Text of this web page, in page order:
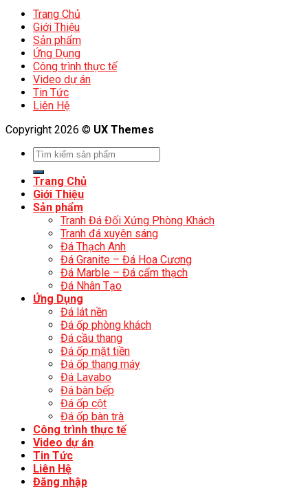
Trang Chủ
Giới Thiệu
Sản phẩm
Ứng Dụng
Công trình thực tế
Video dự án
Tin Tức
Liên Hệ
Copyright 2026 © UX Themes
Trang Chủ
Giới Thiệu
Sản phẩm
Tranh Đá Đối Xứng Phòng Khách
Tranh đá xuyên sáng
Đá Thạch Anh
Đá Granite – Đá Hoa Cương
Đá Marble – Đá cẩm thạch
Đá Nhân Tạo
Ứng Dụng
Đá lát nền
Đá ốp phòng khách
Đá cầu thang
Đá ốp mặt tiền
Đá ốp thang máy
Đá Lavabo
Đá bàn bếp
Đá ốp cột
Đá ốp bàn trà
Công trình thực tế
Video dự án
Tin Tức
Liên Hệ
Đăng nhập